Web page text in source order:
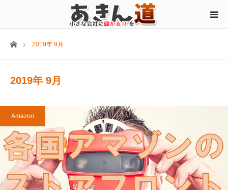
ホーム2019年 9月
2019年 9月
Amazon